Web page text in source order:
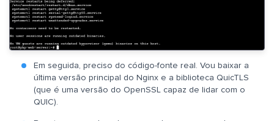
Em seguida, preciso do código-fonte real. Vou baixar a
última versão principal do Nginx e a biblioteca QuicTLS
(que é uma versão do OpenSSL capaz de lidar com o
QUIC).